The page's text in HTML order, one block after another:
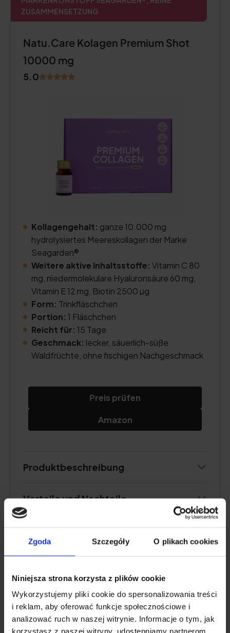
Zgoda Szczegóły O plikach cookies
Niniejsza strona korzysta z plików cookie
Wykorzystujemy pliki cookie do spersonalizowania treści
i reklam, aby oferować funkcje społecznościowe i
analizować ruch w naszej witrynie. Informacje o tym, jak
korzystasz z naszej witryny, udostępniamy partnerom
ZUSAMMENSETZUNG
Natu.Care Kolagen Premium Shot
10000 mg
5.0
Kollagengehalt: ganze 10.000 mg
hydrolysiertes Meereskollagen der Marke
Seagarden®
Weitere aktive Inhaltsstoffe: Vitamin C 80
mg, niedermolekulare Hyaluronsäure 60 mg,
Vitamin E 12 mg, Biotin 2500 µg
Form: Trinkfläschchen
Portion: 1 Fläschchen
Reicht für: 15 Tage
Geschmack: lecker, säuerlich-süße
Waldfrüchte, ohne fischigen Nachgeschmack
Preis prüfen
Amazon
Produktbeschreibung
Vorteile und Nachteile
AM BESTEN FÜR GELENKE
Natu.Care Kollagen Premium 10000
mg, Kirsche
5.0